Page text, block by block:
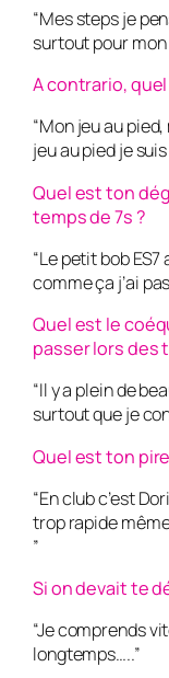
“Mes steps je
surtout pour
A contrario,
“Mon jeu au
jeu au pied je
Quel est ton
temps de 7s ?
“Le petit bob ES7
comme ça j’ai
Quel est le
passer lors des
“Il y a plein de
surtout que je
Quel est ton
“En club c’est
trop rapide
”
Si on devait te
“Je comprends
longtemps…..”